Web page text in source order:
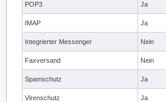
POP3 Ja
IMAP Ja
Integrierter Messenger Nein
Faxversand Nein
Spamschutz Ja
Virenschutz Ja